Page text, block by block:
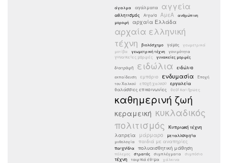
άγαλμα αγάλματα αγγεία
αθλητισμός Αιγαίο ΑμεΑ
ανθρώπινη
μοροφή
αρχαία Ελλάδα
αρχαία ελληνική
τέχνη
βιολόσχημο γάμος
γεωμετρικά
μοτίβα
γεωμετρική τέχνη γονιμότητα
γυναικείες μορφές γυνακείες μορφές
διατροφή ειδώλια ειδώλιο
εκπαίδευση εμπόριο ενδυμασία
Εποχή
του Χαλκού
εποχή χαλκού
εργαλεία
θαλάσσιες επικοινωνίες
θεοί και ήρωες
καθημερινή ζωή
κεραμεική κυκλαδικός
πολιτισμός
Κυπριακή τέχνη
λατρεία μάρμαρο μεταλλουργία
μυθολογία παιδιά με αναπηρίες
παιχνίδια πολυαισθητική μάθηση
πόλεμος στρατός συμπλέγματα συμπόσιο
τέχνη ταφικά έθιμα χάλκινα